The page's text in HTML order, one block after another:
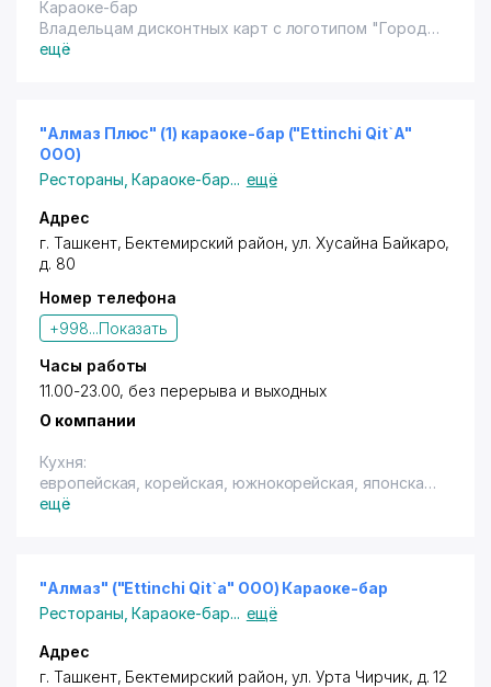
Караоке-бар
Владельцам дисконтных карт с логотипом "Город
Скидок" предоставляются скидки 10% (нал.)
ещё
"Алмаз Плюс" (1) караоке-бар ("Ettinchi Qit`A"
ООО)
Рестораны ,Караоке-бар... ещё
Адрес
г. Ташкент, Бектемирский район,ул. Хусайна Байкаро,
д. 80
Номер телефона
+998...Показать
Часы работы
11.00-23.00, без перерыва и выходных
О компании
Кухня:
европейская, корейская, южнокорейская, японская.
Скидки не суммируются.
ещё
"Алмаз" ("Ettinchi Qit`a" ООО) Караоке-бар
Рестораны ,Караоке-бар... ещё
Адрес
г. Ташкент, Бектемирский район,ул. Урта Чирчик, д. 12